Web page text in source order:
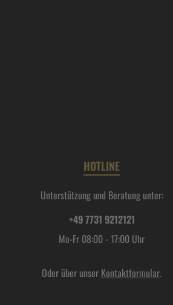
HOTLINE
Unterstützung und Beratung unter:
+49 7731 9212121
Mo-Fr 08:00 - 17:00 Uhr
Oder über unser Kontaktformular.